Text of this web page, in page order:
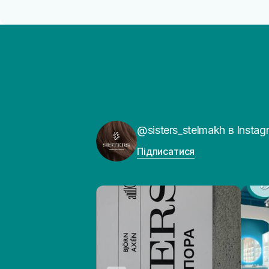
@sisters_stelmakh в
Підписатися